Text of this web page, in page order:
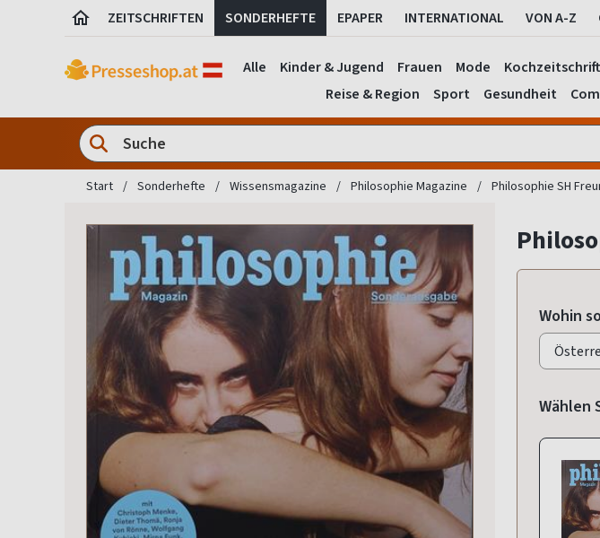
ZEITSCHRIFTEN SONDERHEFTE EPAPER INTERNATIONAL VON A-Z
Alle Kinder & Jugend Frauen Mode
Reise & Region
Sport Gesundheit
Start Sonderhefte Wissensmagazine Philosophie Magazine Philosophie SH
Wohin
Wählen